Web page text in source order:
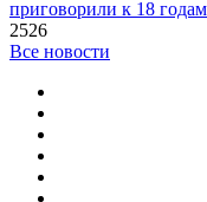
приговорили к 18
2526
Все новости